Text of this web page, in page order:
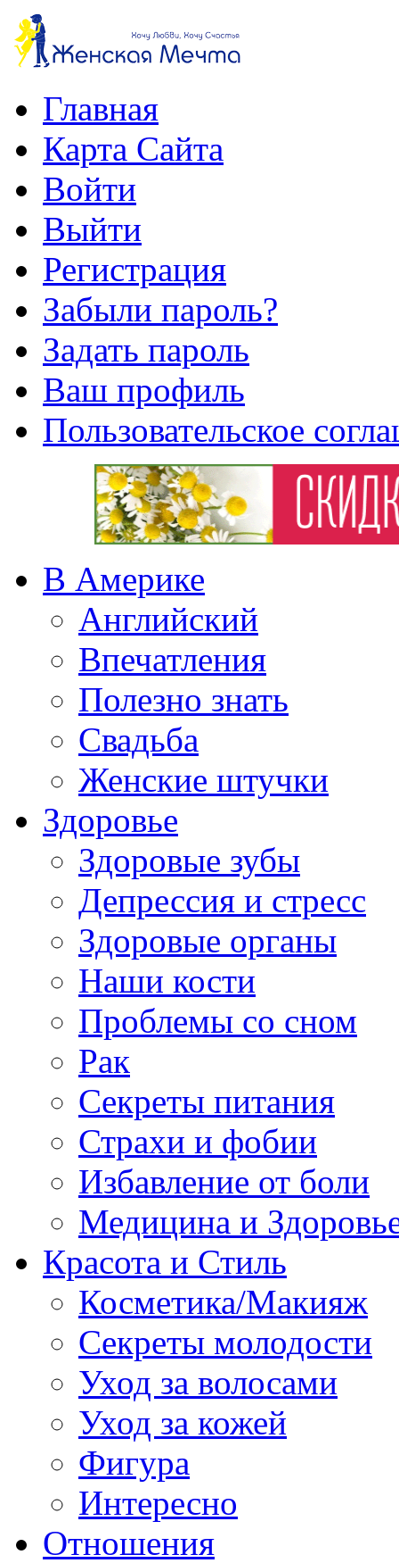
Главная
Карта Сайта
Войти
Выйти
Регистрация
Забыли пароль?
Задать пароль
Ваш профиль
Пользовательское
В Америке
Английский
Впечатления
Полезно знать
Свадьба
Женские штучки
Здоровье
Здоровые зубы
Депрессия и стресс
Здоровые органы
Наши кости
Проблемы со сном
Рак
Секреты питания
Страхи и фобии
Избавление от боли
Медицина и
Красота и Стиль
Косметика/Макияж
Секреты молодости
Уход за волосами
Уход за кожей
Фигура
Интересно
Отношения